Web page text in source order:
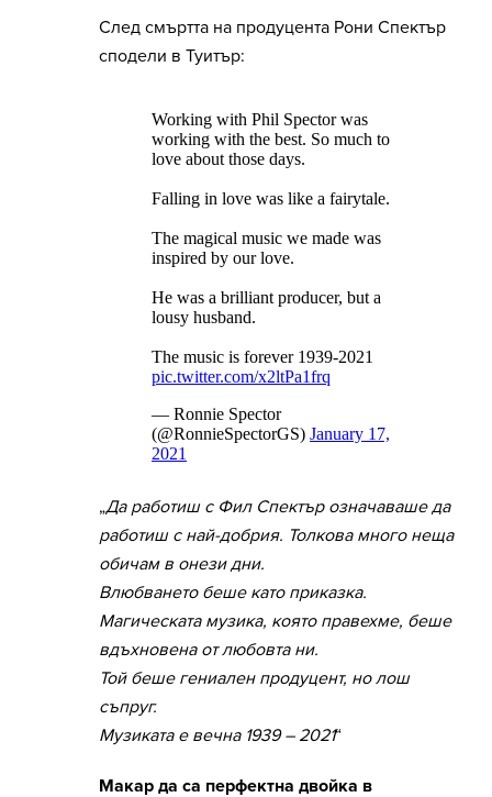
След смъртта на продуцента Рони Спектър
сподели в Туитър:
„Да работиш с Фил Спектър означаваше да
работиш с най-добрия. Толкова много неща
обичам в онези дни.
Влюбването беше като приказка.
Магическата музика, която правехме, беше
вдъхновена от любовта ни.
Той беше гениален продуцент, но лош
съпруг.
Музиката е вечна 1939 – 2021“
Макар да са перфектна двойка в